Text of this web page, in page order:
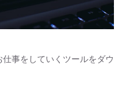
事をしていくツールをダウ